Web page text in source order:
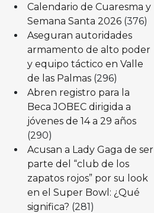
Calendario de Cuaresma y
Semana Santa 2026 (376)
Aseguran autoridades
armamento de alto poder
y equipo táctico en Valle
de las Palmas (296)
Abren registro para la
Beca JOBEC dirigida a
jóvenes de 14 a 29 años
(290)
Acusan a Lady Gaga de ser
parte del “club de los
zapatos rojos” por su look
en el Super Bowl: ¿Qué
significa? (281)